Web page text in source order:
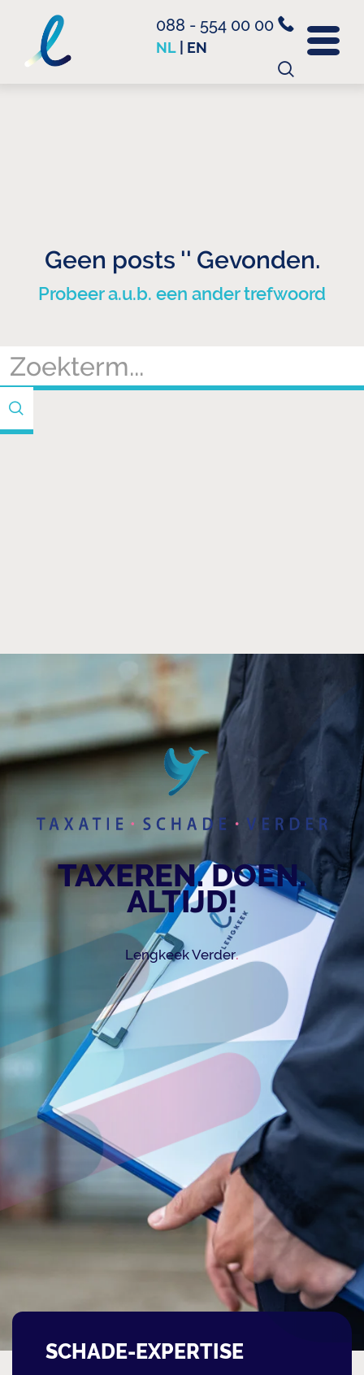
088 - 554 00 00
NL EN
Geen posts '' Gevonden.
Probeer a.u.b. een ander trefwoord
TAXEREN. DOEN.
ALTIJD!
Lengkeek Verder.
SCHADE-EXPERTISE